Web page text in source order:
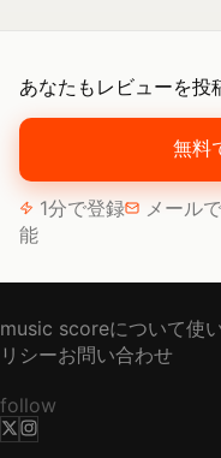
あなたもレビューを投
無料
1分で登録 メール
能
music scoreについて使
リシーお問い合わせ
follow